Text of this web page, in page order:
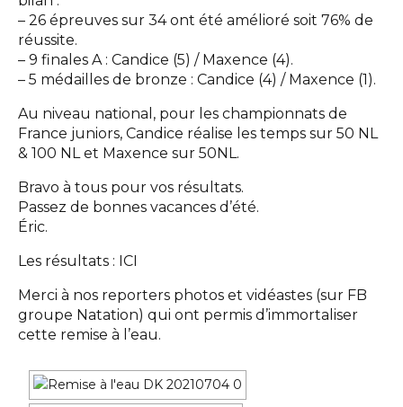
– 26 épreuves sur 34 ont été amélioré soit 76% de
réussite.
– 9 finales A : Candice (5) / Maxence (4).
– 5 médailles de bronze : Candice (4) / Maxence (1).
Au niveau national, pour les championnats de
France juniors, Candice réalise les temps sur 50 NL
& 100 NL et Maxence sur 50NL.
Bravo à tous pour vos résultats.
Passez de bonnes vacances d’été.
Éric.
Les résultats : ICI
Merci à nos reporters photos et vidéastes (sur FB
groupe Natation) qui ont permis d’immortaliser
cette remise à l’eau.